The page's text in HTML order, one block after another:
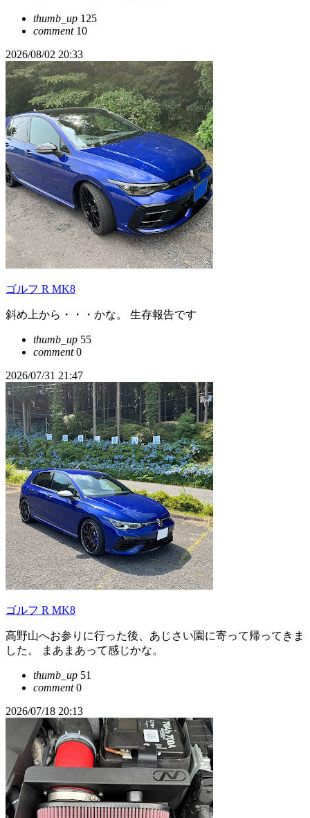
thumb_up 125
comment10
2026/08/02 20:33
ゴルフ R MK8
斜め上から・・・かな。 生存報告です
thumb_up 55
comment0
2026/07/31 21:47
ゴルフ R MK8
高野山へお参りに行った後、あじさい園に寄って帰ってきま
した。 まあまあって感じかな。
thumb_up 51
comment0
2026/07/18 20:13